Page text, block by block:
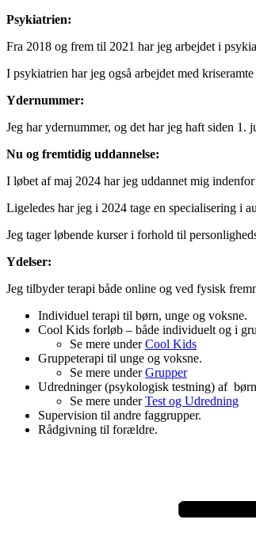
Psykiatrien:
Fra 2018 og frem til 2021 har jeg arbejdet i
I psykiatrien har jeg også arbejdet med
Ydernummer:
Jeg har ydernummer, og det har jeg haft siden
Nu og fremtidig uddannelse:
I løbet af maj 2024 har jeg uddannet mig
Ligeledes har jeg i 2024 tage en specialisering i
Jeg tager løbende kurser i forhold til
Ydelser:
Jeg tilbyder terapi både online og ved fysisk
Individuel terapi til børn, unge og voksne.
Cool Kids forløb – både individuelt og i
Se mere underCool Kids
Gruppeterapi til unge og voksne.
Se mere underGrupper
Udredninger (psykologisk testning) af
Se mere underTest og Udredning
Supervision til andre faggrupper.
Rådgivning til forældre.